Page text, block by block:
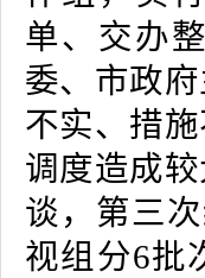
单、交办
委、市政
不实、措
调度造成
谈，第三
视组分6批